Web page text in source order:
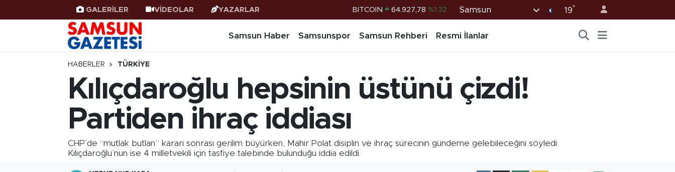
GALERİLER VİDEOLAR YAZARLAR DOLAR 47,5894 %0.08
BİST100 13.703 %11
BITCOIN 64.927,78 %1.32
Samsun 19°
Samsun Haber Samsunspor Samsun Rehberi Resmi İlanlar
HABERLER TÜRKIYE
Kılıçdaroğlu hepsinin üstünü çizdi!
Partiden ihraç iddiası
CHP’de “mutlak butlan” kararı sonrası gerilim büyürken, Mahir Polat disiplin ve ihraç sürecinin gündeme gelebileceğini söyledi.
Kılıçdaroğlu’nun ise 4 milletvekili için tasfiye talebinde bulunduğu iddia edildi.
Samsun Haber
Samsunspor
Samsun Rehberi
Resmi İlanlar
Samsun Nöbetçi Eczaneler
Samsun Hava Durumu
SAMSUN Namaz Vakitleri
Samsun Trafik Yoğunluk Haritası
Süper Lig Puan Durumu ve Fikstür